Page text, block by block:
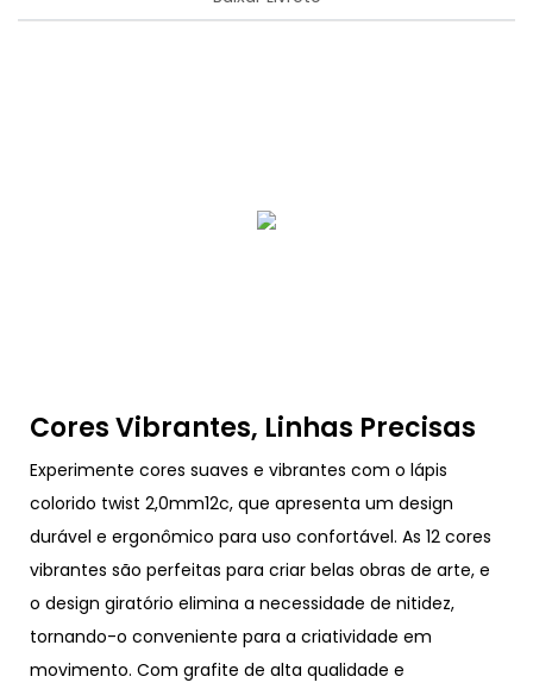
Cores Vibrantes, Linhas Precisas
Experimente cores suaves e vibrantes com o lápis
colorido twist 2,0mm12c, que apresenta um design
durável e ergonômico para uso confortável. As 12 cores
vibrantes são perfeitas para criar belas obras de arte, e
o design giratório elimina a necessidade de nitidez,
tornando-o conveniente para a criatividade em
movimento. Com grafite de alta qualidade e